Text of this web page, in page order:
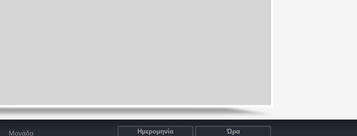
Μονάδα Ημερομηνία Ώρα